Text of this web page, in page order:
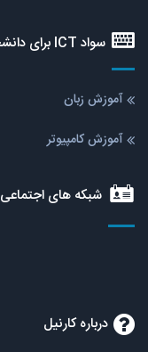
سواد ICT برای دانشجو
آموزش زبان
آموزش کامپیوتر
شبکه های اجتماعی
درباره کارنیل